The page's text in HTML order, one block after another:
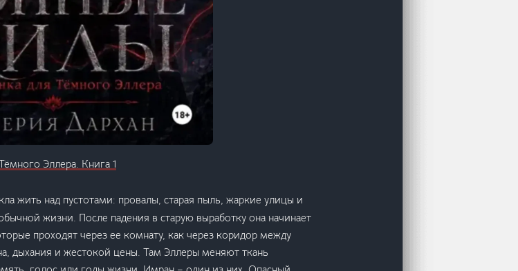
Эллера. Книга 1
жить над пустотами: провалы, старая пыль, жаркие улицы и
жизни. После падения в старую выработку она начинает
проходят через ее комнату, как через коридор между
дыхания и жестокой цены. Там Эллеры меняют ткань